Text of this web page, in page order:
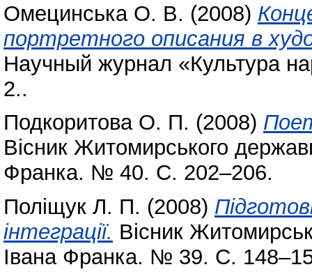
Омецинська О. В. (2008)
портретного описания в
Научный журнал «Культура
2..
Подкоритова О. П. (2008)
Вісник Житомирського
Франка. № 40. С. 202–206.
Поліщук Л. П. (2008)
інтеграції. Вісник
Івана Франка. № 39. С.